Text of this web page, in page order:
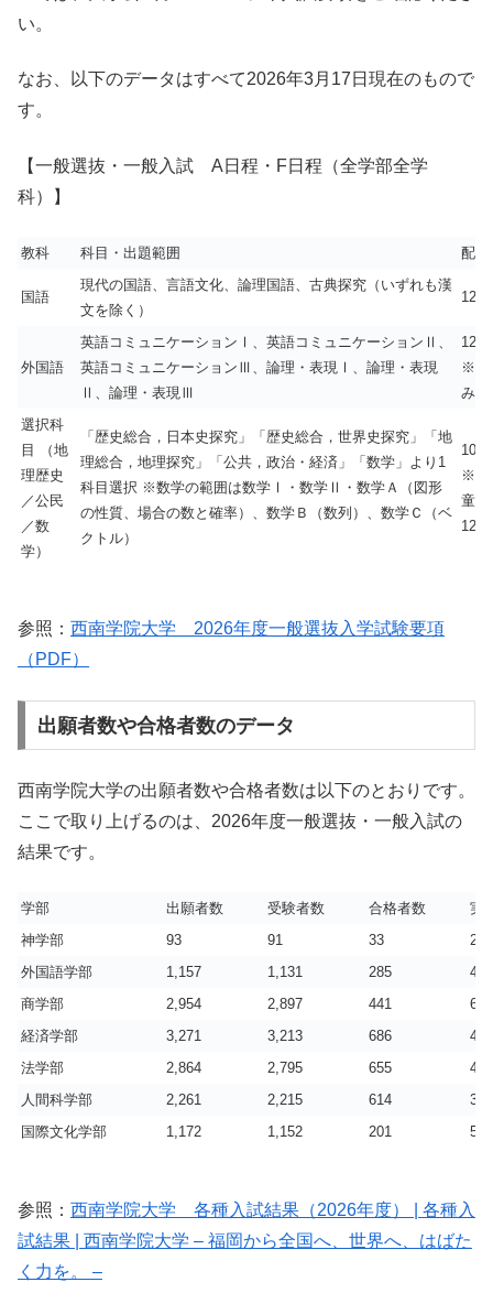
い。
なお、以下のデータはすべて2026年3月17日現在のもので
す。
【一般選抜・一般入試 A日程・F日程（全学部全学
科）】
教科 科目・出題範囲 配点
国語
現代の国語、言語文化、論理国語、古典探究（いずれも漢
文を除く）
120
外国語
英語コミュニケーションⅠ、英語コミュニケーションⅡ、
英語コミュニケーションⅢ、論理・表現Ⅰ、論理・表現
Ⅱ、論理・表現Ⅲ
120
※外
み
選択科
目 （地
理歴史
／公民
／数
学）
「歴史総合，日本史探究」「歴史総合，世界史探究」「地
理総合，地理探究」「公共，政治・経済」「数学」より1
科目選択 ※数学の範囲は数学Ⅰ・数学Ⅱ・数学Ａ（図形
の性質、場合の数と確率）、数学Ｂ（数列）、数学Ｃ（ベ
クトル）
100
※人
童教
120
参照： 西南学院大学 2026年度一般選抜入学試験要項
（PDF）
出願者数や合格者数のデータ
西南学院大学の出願者数や合格者数は以下のとおりです。
ここで取り上げるのは、2026年度一般選抜・一般入試の
結果です。
学部 出願者数 受験者数 合格者数
実
神学部
93 91 33
2.8
外国語学部
1,157 1,131 285
4.0
商学部
2,954 2,897 441
6.6
経済学部
3,271 3,213 686
4.7
法学部
2,864 2,795 655
4.3
人間科学部
2,261 2,215 614
3.6
国際文化学部
1,172 1,152 201 5.7
参照： 西南学院大学 各種入試結果（2026年度） | 各種入
試結果 | 西南学院大学 – 福岡から全国へ、世界へ、はばた
く力を。 –